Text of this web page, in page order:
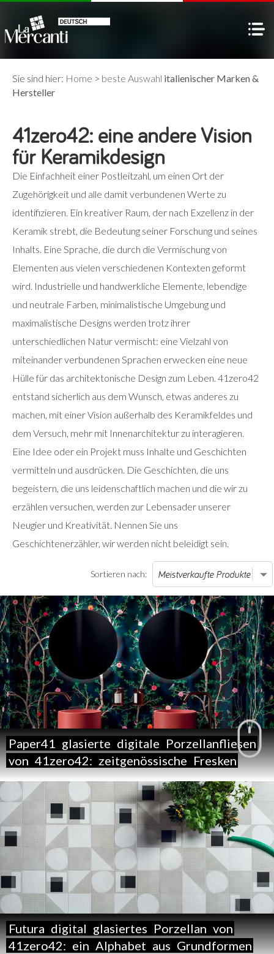
Sie sind hier: Home > beste Auswahl italienischer Marken &
Hersteller
41zero42: eine andere Vision
für Keramikdesign
Die Einfachheit einer Postleitzahl, um einen Ort der
Zugehörigkeit und alle damit verbundenen Werte zu
identifizieren. Ein kreativer Raum, der nach Exzellenz in der
Keramik strebt, die Bedeutung seiner Forschung und seines
Inhalts. Eine Sprache, die durch die Vermischung von
Elementen aus vielen verschiedenen Kontexten geformt
wird. Industrielle und handwerkliche Elemente, lebendige
und neutrale Farben, minimalistische Umgebung und
maximalistische Designs werden trotz ihrer
unterschiedlichen Natur vermischt: eine Vielzahl von
miteinander verbundenen Sprachen erwecken eine neue
Hülle für das architektonische Design zum Leben. 41zero42
entstand sicherlich aus dem Wunsch, etwas anderes zu
machen, mit einer Vision außerhalb des Keramikfeldes und
dem Versuch, mehr mit Innenarchitektur zu interagieren.
Eine Idee oder ein Projekt muss Inhalte und Geschichten
vermitteln und ausdrücken. Die Geschichten, die uns
begeistern, die uns leidenschaftlich machen und die wir zu
erzählen versuchen, werden zur Lebensader unserer
Neugier und Kreativität. Nennen Sie uns
Geschichtenerzähler, wir werden nicht beleidigt sein.
Sortieren nach:
Paper41 glasierte digitale Porzellanfliesen
von 41zero42: zeitgenössische Fresken
Futura digital glasiertes Porzellan von
41zero42: ein Alphabet aus Grundformen